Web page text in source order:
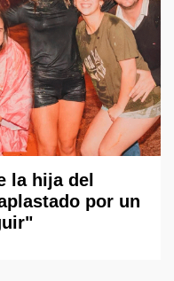
la hija del
por un